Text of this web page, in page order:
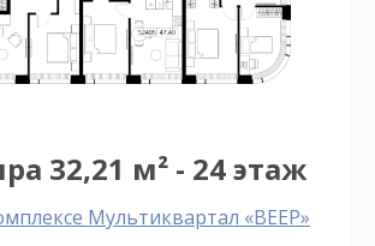
32,21 м² - 24 этаж
Мультиквартал «ВЕЕР»